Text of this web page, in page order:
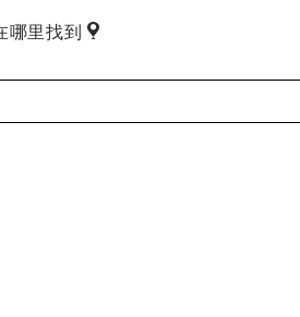
哪里找到